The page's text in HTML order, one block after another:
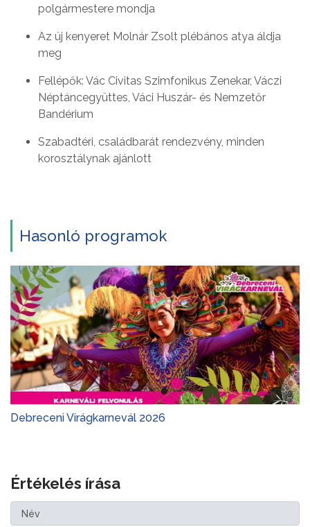
polgármestere mondja
Az új kenyeret Molnár Zsolt plébános atya áldja
meg
Fellépők: Vác Civitas Szimfonikus Zenekar, Váczi
Néptáncegyüttes, Váci Huszár- és Nemzetőr
Bandérium
Szabadtéri, családbarát rendezvény, minden
korosztálynak ajánlott
Hasonló programok
Debreceni Virágkarnevál 2026
Értékelés írása